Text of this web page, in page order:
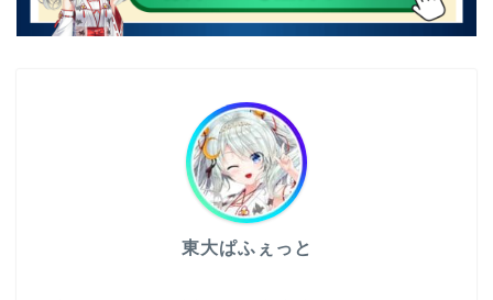
東大ぱふぇっと